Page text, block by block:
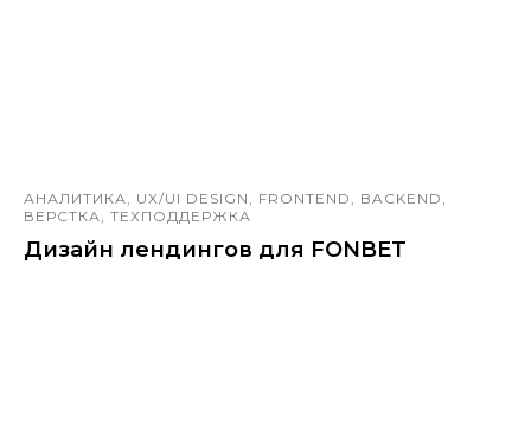
АНАЛИТИКА, UX/UI DESIGN, FRONTEND, BACKEND,
ВЕРСТКА, ТЕХПОДДЕРЖКА
Дизайн лендингов для FONBET